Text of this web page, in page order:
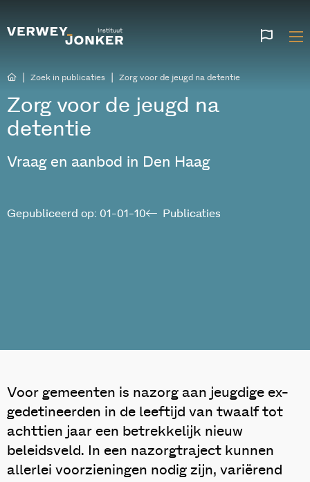
Zoek in publicaties Zorg voor de jeugd na detentie
Zorg voor de jeugd na
detentie
Vraag en aanbod in Den Haag
Publicaties
Gepubliceerd op: 01-01-10
Voor gemeenten is nazorg aan jeugdige ex-
gedetineerden in de leeftijd van twaalf tot
achttien jaar een betrekkelijk nieuw
beleidsveld. In een nazorgtraject kunnen
allerlei voorzieningen nodig zijn, variërend